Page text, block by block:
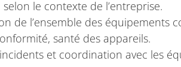
le contexte de l’entreprise.
de l’ensemble des équipements
santé des appareils.
et coordination avec les